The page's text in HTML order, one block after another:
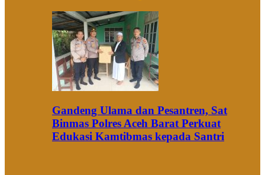
Gandeng Ulama dan Pesantren, Sat
Binmas Polres Aceh Barat Perkuat
Edukasi Kamtibmas kepada Santri